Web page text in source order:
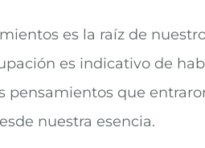
es la raíz de
es indicativo de
pensamientos que
nuestra esencia.